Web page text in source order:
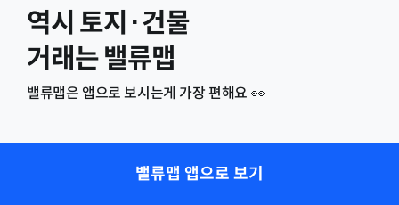
역시 토지·건물
거래는 밸류맵
밸류맵은 앱으로 보시는게 가장 편해요 👀
밸류맵 앱으로 보기